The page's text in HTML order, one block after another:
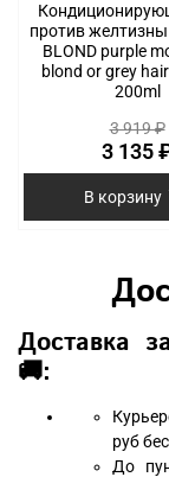
против желтизны
BLOND purple
blond or grey
200ml
3 919 ₽
3 135
В корзину
Доставка
🚚:
руб
До